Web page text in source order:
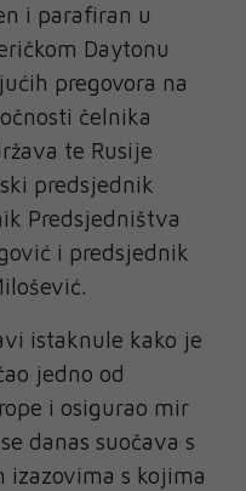
i parafiran u
Daytonu
pregovora na
čelnika
te Rusije
predsjednik
Predsjedništva
i predsjednik
istaknule kako je
jedno od
i osigurao mir
danas suočava s
s kojima